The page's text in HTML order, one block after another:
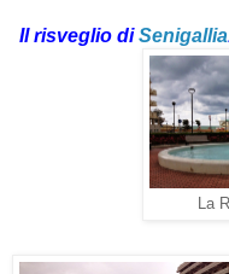
Il risveglio diSenigallia
La